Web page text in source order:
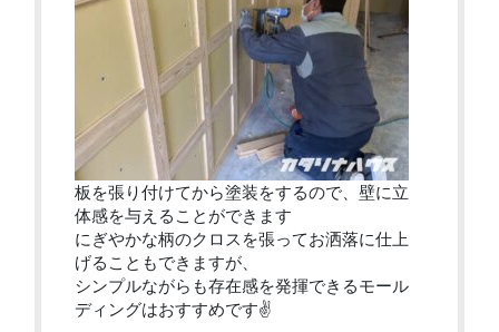
板を張り付けてから塗装をするので、壁に立
体感を与えることができます
にぎやかな柄のクロスを張ってお洒落に仕上
げることもできますが、
シンプルながらも存在感を発揮できるモール
ディングはおすすめです✌